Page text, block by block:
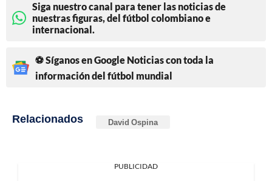
Siga nuestro canal para tener las noticias de
nuestras figuras, del fútbol colombiano e
internacional.
⚽ Síganos en Google Noticias con toda la
información del fútbol mundial
Relacionados David Ospina
PUBLICIDAD